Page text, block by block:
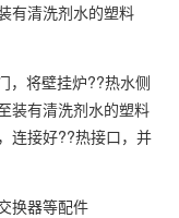
有清洗剂水的塑料
将壁挂炉??热水侧
装有清洗剂水的塑料
连接好??热接口，并
换器等配件